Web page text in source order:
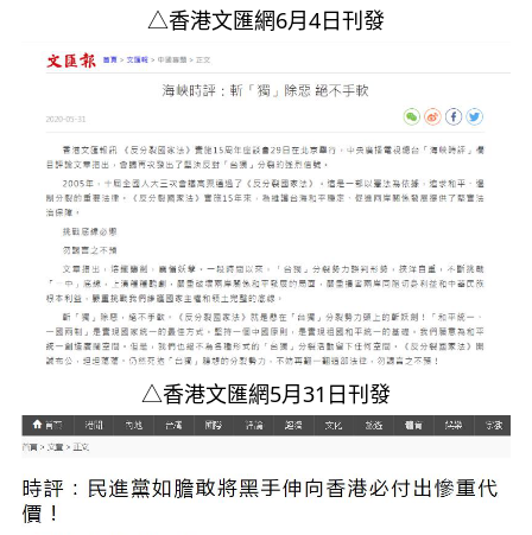
△香港文匯網6月4日刊發
△香港文匯網5月31日刊發